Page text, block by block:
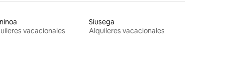
vacacionales
Siusega
Alquileres vacacionales